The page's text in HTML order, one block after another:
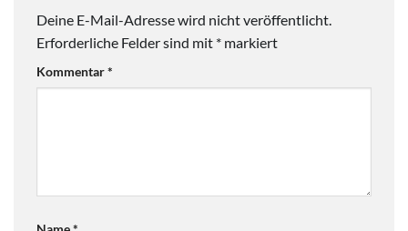
Deine E-Mail-Adresse wird nicht veröffentlicht.
Erforderliche Felder sind mit * markiert
Kommentar*